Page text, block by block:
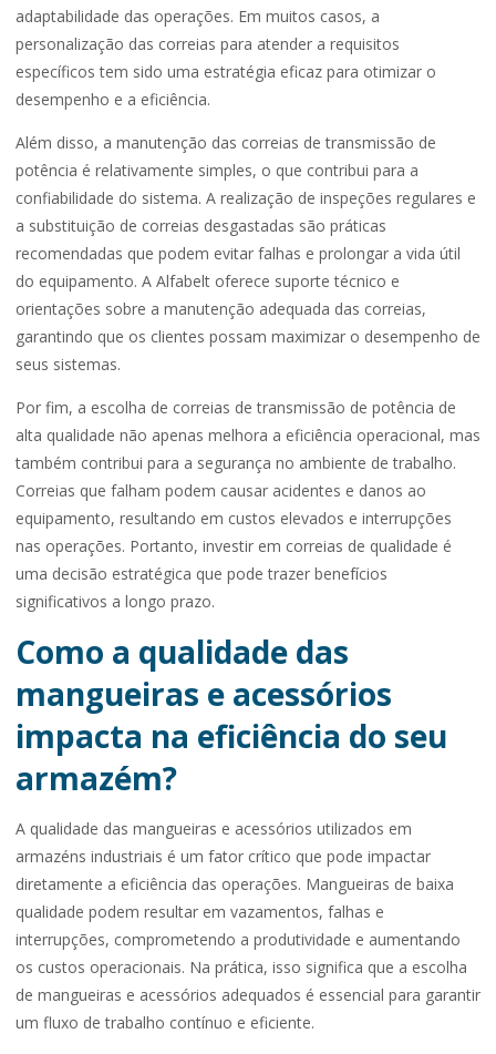
adaptabilidade das operações. Em muitos casos, a
personalização das correias para atender a requisitos
específicos tem sido uma estratégia eficaz para otimizar o
desempenho e a eficiência.
Além disso, a manutenção das correias de transmissão de
potência é relativamente simples, o que contribui para a
confiabilidade do sistema. A realização de inspeções regulares e
a substituição de correias desgastadas são práticas
recomendadas que podem evitar falhas e prolongar a vida útil
do equipamento. A Alfabelt oferece suporte técnico e
orientações sobre a manutenção adequada das correias,
garantindo que os clientes possam maximizar o desempenho de
seus sistemas.
Por fim, a escolha de correias de transmissão de potência de
alta qualidade não apenas melhora a eficiência operacional, mas
também contribui para a segurança no ambiente de trabalho.
Correias que falham podem causar acidentes e danos ao
equipamento, resultando em custos elevados e interrupções
nas operações. Portanto, investir em correias de qualidade é
uma decisão estratégica que pode trazer benefícios
significativos a longo prazo.
Como a qualidade das
mangueiras e acessórios
impacta na eficiência do seu
armazém?
A qualidade das mangueiras e acessórios utilizados em
armazéns industriais é um fator crítico que pode impactar
diretamente a eficiência das operações. Mangueiras de baixa
qualidade podem resultar em vazamentos, falhas e
interrupções, comprometendo a produtividade e aumentando
os custos operacionais. Na prática, isso significa que a escolha
de mangueiras e acessórios adequados é essencial para garantir
um fluxo de trabalho contínuo e eficiente.